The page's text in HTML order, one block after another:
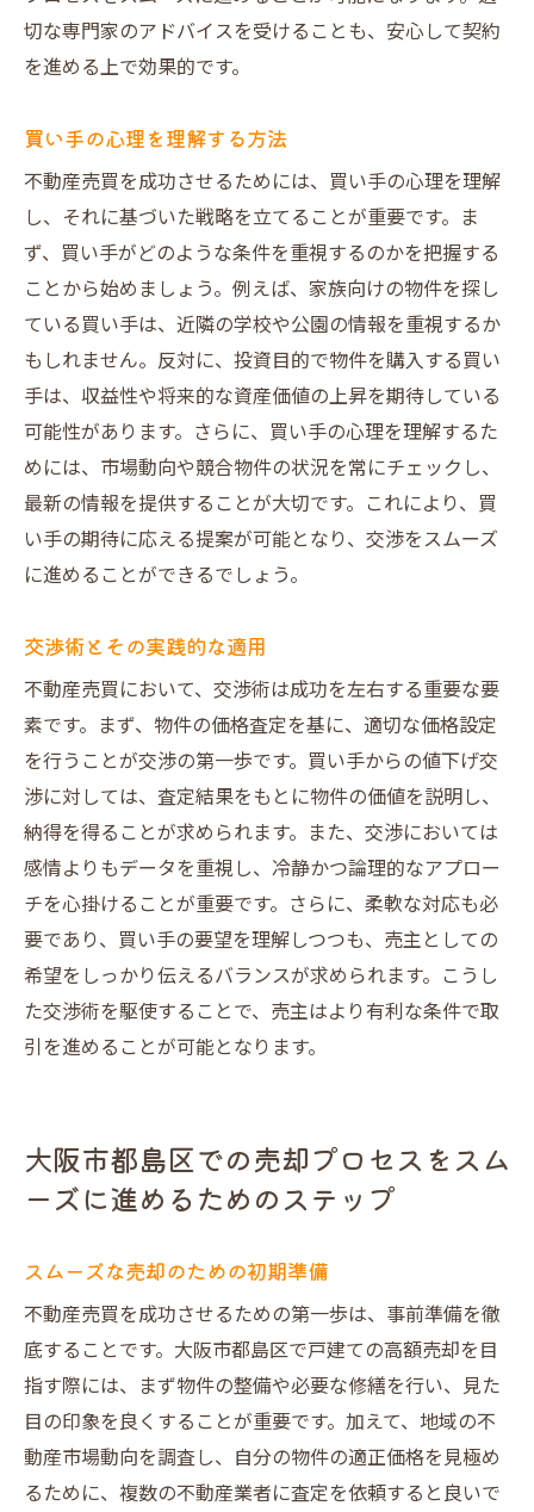
切な専門家のアドバイスを受けることも、安心して契約
を進める上で効果的です。
買い手の心理を理解する方法
不動産売買を成功させるためには、買い手の心理を理解
し、それに基づいた戦略を立てることが重要です。ま
ず、買い手がどのような条件を重視するのかを把握する
ことから始めましょう。例えば、家族向けの物件を探し
ている買い手は、近隣の学校や公園の情報を重視するか
もしれません。反対に、投資目的で物件を購入する買い
手は、収益性や将来的な資産価値の上昇を期待している
可能性があります。さらに、買い手の心理を理解するた
めには、市場動向や競合物件の状況を常にチェックし、
最新の情報を提供することが大切です。これにより、買
い手の期待に応える提案が可能となり、交渉をスムーズ
に進めることができるでしょう。
交渉術とその実践的な適用
不動産売買において、交渉術は成功を左右する重要な要
素です。まず、物件の価格査定を基に、適切な価格設定
を行うことが交渉の第一歩です。買い手からの値下げ交
渉に対しては、査定結果をもとに物件の価値を説明し、
納得を得ることが求められます。また、交渉においては
感情よりもデータを重視し、冷静かつ論理的なアプロー
チを心掛けることが重要です。さらに、柔軟な対応も必
要であり、買い手の要望を理解しつつも、売主としての
希望をしっかり伝えるバランスが求められます。こうし
た交渉術を駆使することで、売主はより有利な条件で取
引を進めることが可能となります。
大阪市都島区での売却プロセスをスム
ーズに進めるためのステップ
スムーズな売却のための初期準備
不動産売買を成功させるための第一歩は、事前準備を徹
底することです。大阪市都島区で戸建ての高額売却を目
指す際には、まず物件の整備や必要な修繕を行い、見た
目の印象を良くすることが重要です。加えて、地域の不
動産市場動向を調査し、自分の物件の適正価格を見極め
るために、複数の不動産業者に査定を依頼すると良いで